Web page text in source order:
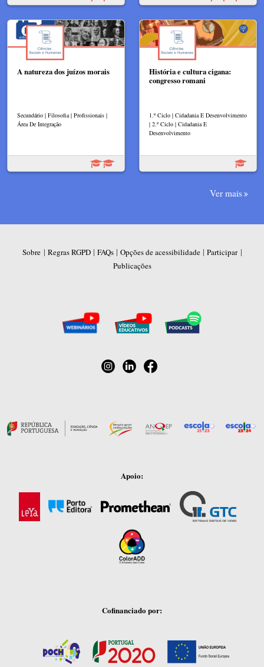
A natureza dos juízos morais
Secundário | Filosofia | Profissionais |
Área De Integração
História e cultura cigana:
congresso romani
1.º Ciclo | Cidadania E Desenvolvimento
| 2.º Ciclo | Cidadania E
Desenvolvimento
Ver mais
Sobre | Regras RGPD| FAQs| Opções de acessibilidade| Participar|
Publicações
Apoio:
Cofinanciado por: